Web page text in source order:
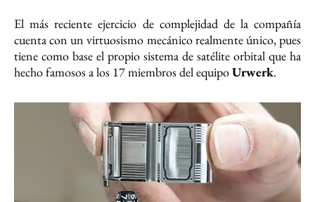
El más reciente ejercicio de complejidad de la compañía
cuenta con un virtuosismo mecánico realmente único, pues
tiene como base el propio sistema de satélite orbital que ha
hecho famosos a los 17 miembros del equipoUrwerk.